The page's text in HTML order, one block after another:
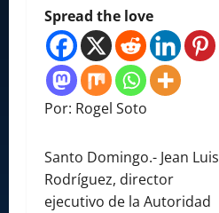
Spread the love
Por: Rogel Soto
Santo Domingo.- Jean Luis
Rodríguez, director
ejecutivo de la Autoridad